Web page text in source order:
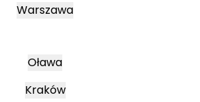
Warszawa
Oława
Kraków